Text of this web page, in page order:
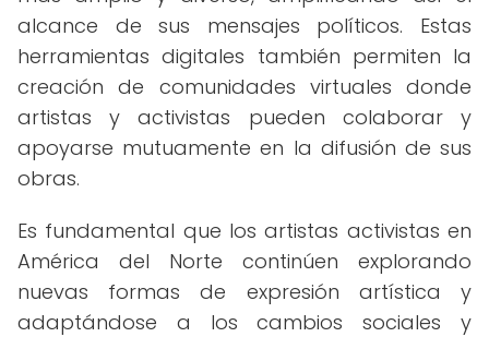
alcance de sus mensajes políticos. Estas
herramientas digitales también permiten la
creación de comunidades virtuales donde
artistas y activistas pueden colaborar y
apoyarse mutuamente en la difusión de sus
obras.
Es fundamental que los artistas activistas en
América del Norte continúen explorando
nuevas formas de expresión artística y
adaptándose a los cambios sociales y